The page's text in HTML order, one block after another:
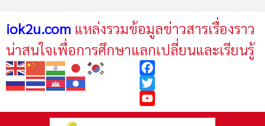
iok2u.com แหล่งรวมข้อมูลข่าวสารเรื่องราว
น่าสนใจเพื่อการศึกษาแลกเปลี่ยนและเรียนรู้
Facebook
Twitter
YouTube